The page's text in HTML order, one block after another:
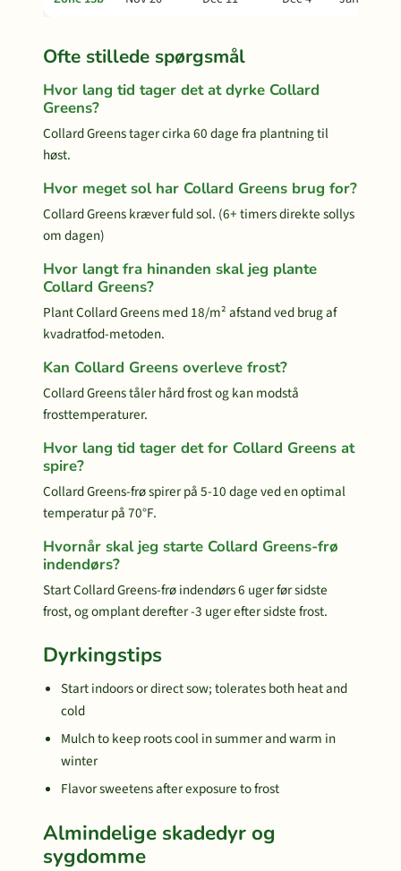
Ofte stillede spørgsmål
Hvor lang tid tager det at dyrke Collard
Greens?
Collard Greens tager cirka 60 dage fra plantning til
høst.
Hvor meget sol har Collard Greens brug for?
Collard Greens kræver fuld sol. (6+ timers direkte sollys
om dagen)
Hvor langt fra hinanden skal jeg plante
Collard Greens?
Plant Collard Greens med 18/m² afstand ved brug af
kvadratfod-metoden.
Kan Collard Greens overleve frost?
Collard Greens tåler hård frost og kan modstå
frosttemperaturer.
Hvor lang tid tager det for Collard Greens at
spire?
Collard Greens-frø spirer på 5-10 dage ved en optimal
temperatur på 70°F.
Hvornår skal jeg starte Collard Greens-frø
indendørs?
Start Collard Greens-frø indendørs 6 uger før sidste
frost, og omplant derefter -3 uger efter sidste frost.
Dyrkingstips
Start indoors or direct sow; tolerates both heat and
cold
Mulch to keep roots cool in summer and warm in
winter
Flavor sweetens after exposure to frost
Almindelige skadedyr og
sygdomme